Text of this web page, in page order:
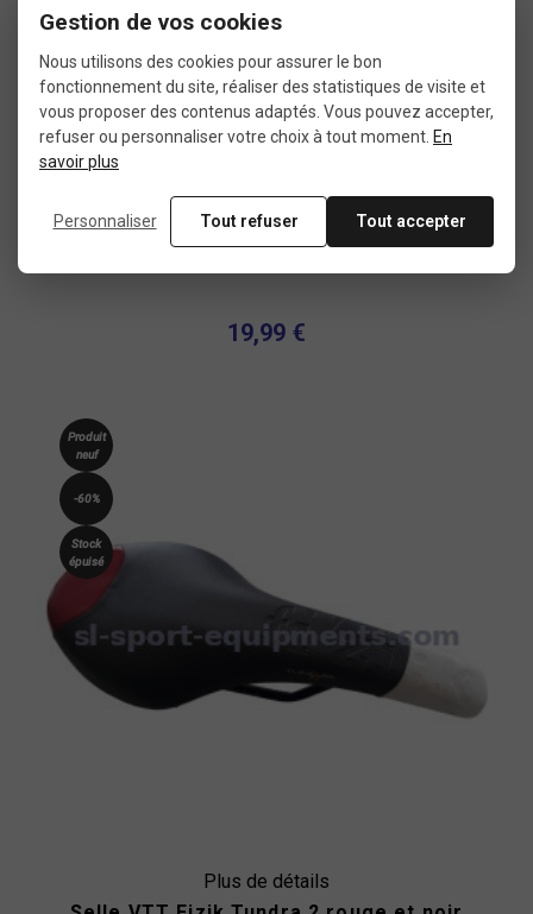
19,99 €
Plus de détails
Produit
neuf
-60%
Stock
épuisé
Gestion de vos cookies
Nous utilisons des cookies pour assurer le bon
fonctionnement du site, réaliser des statistiques de visite et
vous proposer des contenus adaptés. Vous pouvez accepter,
refuser ou personnaliser votre choix à tout moment. En
savoir plus
Personnaliser Tout refuser Tout accepter